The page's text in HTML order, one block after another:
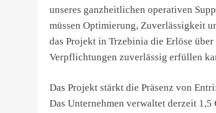
unseres ganzheitlichen operativen
müssen Optimierung, Zuverlässigkeit
das Projekt in Trzebinia die Erlöse
Verpflichtungen zuverlässig erfüllen
Das Projekt stärkt die Präsenz von
Das Unternehmen verwaltet derzeit